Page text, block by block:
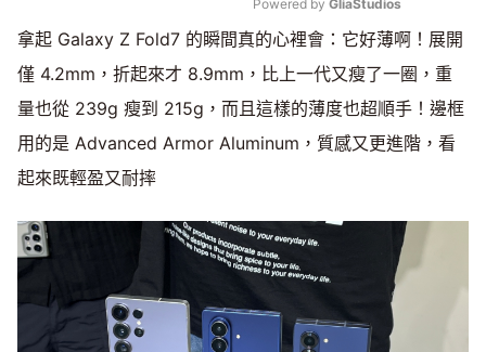
Mute
Powered by GliaStudios
拿起 Galaxy Z Fold7 的瞬間真的心裡會：它好薄啊！展開
僅 4.2mm，折起來才 8.9mm，比上一代又瘦了一圈，重
量也從 239g 瘦到 215g，而且這樣的薄度也超順手！邊框
用的是 Advanced Armor Aluminum，質感又更進階，看
起來既輕盈又耐摔